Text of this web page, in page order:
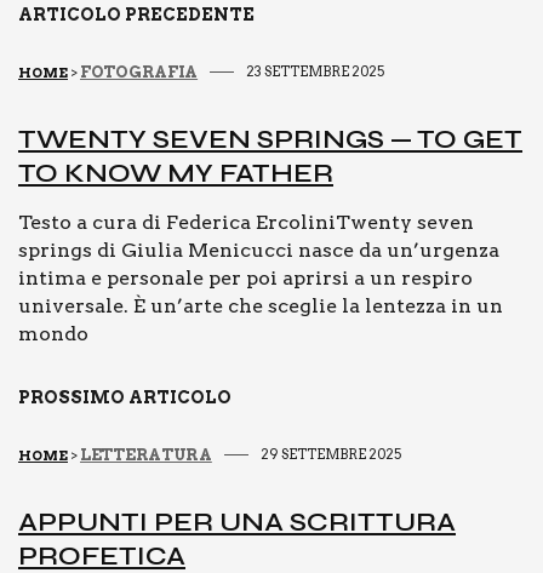
o
k
k
ARTICOLO PRECEDENTE
HOME > FOTOGRAFIA 23 SETTEMBRE 2025
TWEN­TY SEVEN SPRINGS — TO GET
TO KNOW MY FATHER
Testo a cura di Federica ErcoliniTwenty seven
springs di Giulia Menicucci nasce da un’urgenza
intima e personale per poi aprirsi a un respiro
universale. È un’arte che sceglie la lentezza in un
mondo
PROSSIMO ARTICOLO
HOME > LETTERATURA 29 SETTEMBRE 2025
APPUN­TI PER UNA SCRIT­TU­RA
PRO­FE­TI­CA